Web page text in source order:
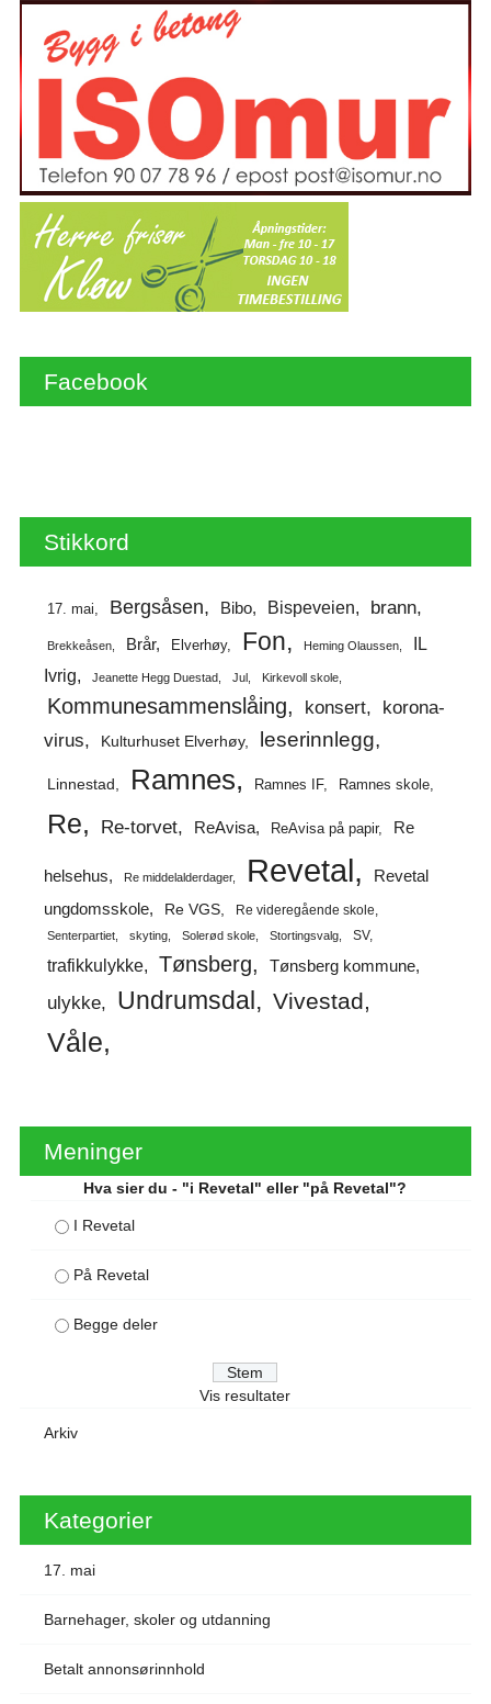
Facebook
Stikkord
17. mai Bergsåsen Bibo Bispeveien brann
Brekkeåsen Brår Elverhøy Fon Heming Olaussen
IL
Ivrig
Jeanette Hegg Duestad Jul Kirkevoll skole
Kommunesammenslåing konsert
korona-
virus
Kulturhuset Elverhøy leserinnlegg
Linnestad Ramnes Ramnes IF Ramnes skole
Re Re-torvet ReAvisa ReAvisa på papir Re
helsehus Re middelalderdager Revetal
Revetal
ungdomsskole
Re VGS Re videregående skole
Senterpartiet skyting Solerød skole Stortingsvalg SV
trafikkulykke Tønsberg Tønsberg kommune
ulykke Undrumsdal Vivestad
Våle
Meninger
Hva sier du - "i Revetal" eller "på Revetal"?
I Revetal
På Revetal
Begge deler
Vis resultater
Arkiv
Kategorier
17. mai
Barnehager, skoler og utdanning
Betalt annonsørinnhold